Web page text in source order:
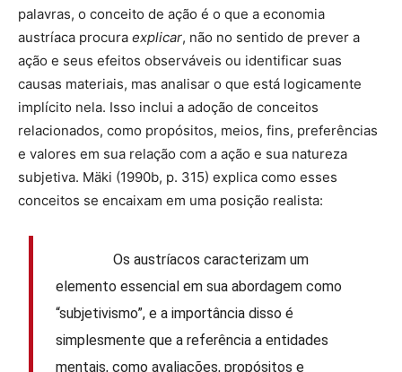
palavras, o conceito de ação é o que a economia
austríaca procura explicar, não no sentido de prever a
ação e seus efeitos observáveis ou identificar suas
causas materiais, mas analisar o que está logicamente
implícito nela. Isso inclui a adoção de conceitos
relacionados, como propósitos, meios, fins, preferências
e valores em sua relação com a ação e sua natureza
subjetiva. Mäki (1990b, p. 315) explica como esses
conceitos se encaixam em uma posição realista:
Os austríacos caracterizam um
elemento essencial em sua abordagem como
“subjetivismo”, e a importância disso é
simplesmente que a referência a entidades
mentais, como avaliações, propósitos e